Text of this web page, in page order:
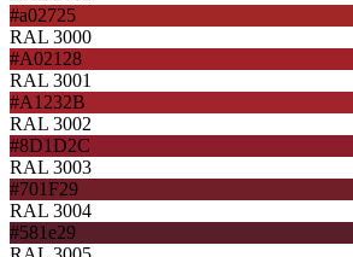
#a02725
RAL 3000
#A02128
RAL 3001
#A1232B
RAL 3002
#8D1D2C
RAL 3003
#701F29
RAL 3004
#581e29